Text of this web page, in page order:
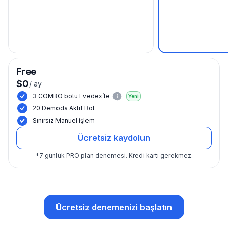
Free
$0/ ay
3 COMBO botu Evedex’te Yeni
20 Demoda Aktif Bot
Sınırsız Manuel işlem
Ücretsiz kaydolun
*7 günlük PRO plan denemesi. Kredi kartı gerekmez.
Ücretsiz denemenizi başlatın